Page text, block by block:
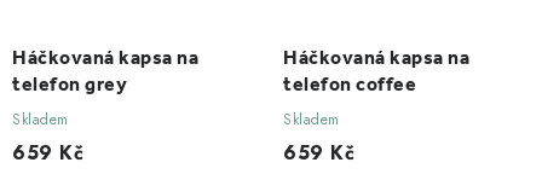
Háčkovaná kapsa na
telefon grey
Skladem
659 Kč
Háčkovaná kapsa na
telefon coffee
Skladem
659 Kč